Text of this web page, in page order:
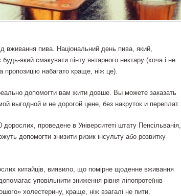
вживання пива. Національний день пива, який,
який смакувати пінту янтарного нектару (хоча і не
пропозицію набагато краще, ніж це).
допомогти вам жити довше. Вы можете заказать
выгодной и не дорогой цене, без накруток и переплат.
проведене в Університеті штату Пенсільванія,
допомогти знизити ризик інсульту або розвитку
китайців, виявило, що помірне щоденне вживання
уповільнити зниження рівня ліпопротеїнів
холестерину, краще, ніж взагалі не пити.